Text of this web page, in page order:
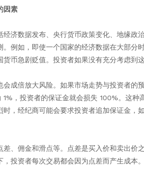
因素
济数据发布、央行货币政策变化、地缘政
例如，即使一个国家的经济数据在大部分
币急剧贬值。投资者如果没有充分考虑到
成倍放大风险。如果市场走势与投资者的
，投资者的保证金就会损失 100%。这种
，经纪商可能会要求投资者追加保证金，
、佣金和滑点等。点差是买入价和卖出价
投资者每次交易都会因为点差而产生成本